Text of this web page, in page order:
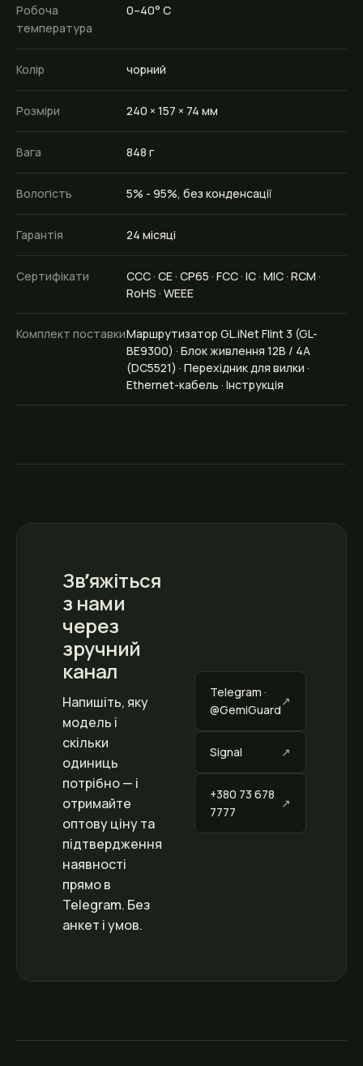
Робоча
температура
0–40° C
Колір чорний
Розміри 240 × 157 × 74 мм
Вага 848 г
Вологість 5% - 95%, без конденсації
Гарантія 24 місяці
Сертифікати
CCC · CE · CP65 · FCC · IC · MIC · RCM ·
RoHS · WEEE
Комплект поставкиМаршрутизатор GL.iNet Flint 3 (GL-
BE9300) · Блок живлення 12В / 4А
(DC5521) · Перехідник для вилки ·
Ethernet-кабель · Інструкція
Звʼяжіться
з нами
через
зручний
канал
Напишіть, яку
модель і
скільки
одиниць
потрібно — і
отримайте
оптову ціну та
підтвердження
наявності
прямо в
Telegram. Без
анкет і умов.
Telegram ·
@GemiGuard
Signal
+380 73 678
7777